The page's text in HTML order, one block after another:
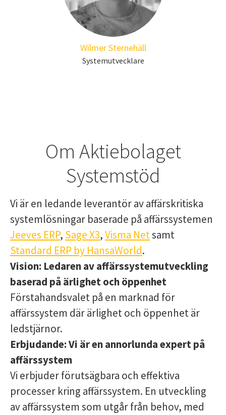
Wilmer Sternehäll
Systemutvecklare
Om Aktiebolaget
Systemstöd
Vi är en ledande leverantör av affärskritiska
systemlösningar baserade på affärssystemen
Jeeves ERP, Sage X3,Visma Netsamt
Standard ERP by HansaWorld.
Vision: Ledaren av affärssystemutveckling
baserad på ärlighet och öppenhet
Förstahandsvalet på en marknad för
affärssystem där ärlighet och öppenhet är
ledstjärnor.
Erbjudande:Vi är en annorlunda expert på
affärssystem
Vi erbjuder förutsägbara och effektiva
processer kring affärssystem. En utveckling
av affärssystem som utgår från behov, med